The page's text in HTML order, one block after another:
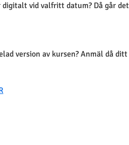
vid valfritt datum? Då går
version av kursen? Anmäl då